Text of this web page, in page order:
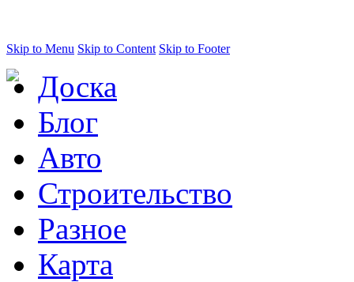
Skip to Menu Skip to Content Skip to Footer
Доска
Блог
Авто
Строительство
Разное
Карта